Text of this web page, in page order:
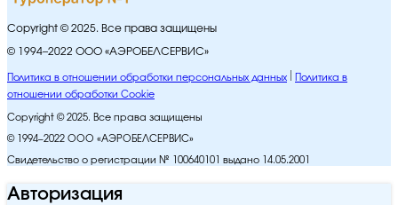
Copyright © 2025. Все права защищены
© 1994–2022 ООО «АЭРОБЕЛСЕРВИС»
Политика в отношении обработки персональных данных
Политика в
отношении обработки Cookie
Copyright © 2025. Все права защищены
© 1994–2022 ООО «АЭРОБЕЛСЕРВИС»
Свидетельство о регистрации № 100640101 выдано 14.05.2001
Авторизация